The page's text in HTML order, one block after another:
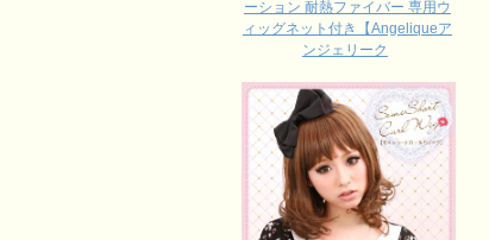
ーション 耐熱ファイバー 専用ウ
ィッグネット付き【Angeliqueア
ンジェリーク